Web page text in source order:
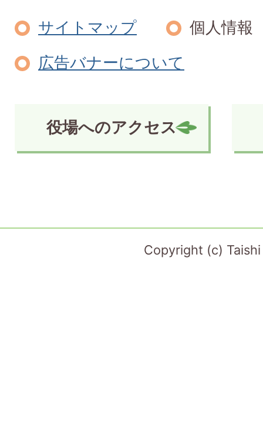
サイトマップ
個人情報
広告バナーについて
役場へのアクセス
Copyright (c)